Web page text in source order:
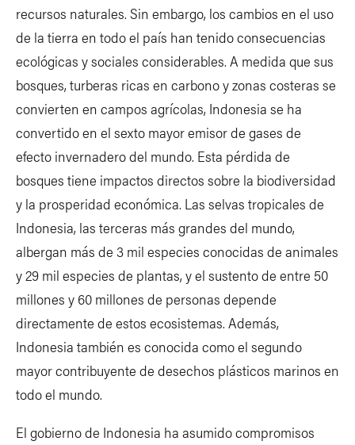
recursos naturales. Sin embargo, los cambios en el uso
de la tierra en todo el país han tenido consecuencias
ecológicas y sociales considerables. A medida que sus
bosques, turberas ricas en carbono y zonas costeras se
convierten en campos agrícolas, Indonesia se ha
convertido en el sexto mayor emisor de gases de
efecto invernadero del mundo. Esta pérdida de
bosques tiene impactos directos sobre la biodiversidad
y la prosperidad económica. Las selvas tropicales de
Indonesia, las terceras más grandes del mundo,
albergan más de 3 mil especies conocidas de animales
y 29 mil especies de plantas, y el sustento de entre 50
millones y 60 millones de personas depende
directamente de estos ecosistemas. Además,
Indonesia también es conocida como el segundo
mayor contribuyente de desechos plásticos marinos en
todo el mundo.
El gobierno de Indonesia ha asumido compromisos